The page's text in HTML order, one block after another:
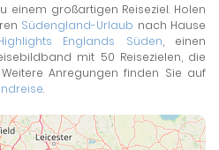
großartigen Reiseziel. Holen
Südengland-Urlaub nach Hause
Englands Süden, einen
mit 50 Reisezielen, die
Anregungen finden Sie auf
.